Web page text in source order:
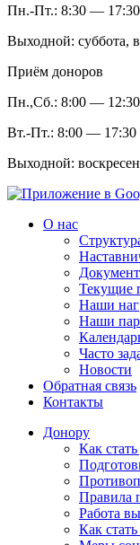
Пн.-Пт.: 8:30 — 17:30
Выходной: суббота,
Приём доноров
Пн.,Сб.: 8:00 — 12:30
Вт.-Пт.: 8:00 — 17:30
Выходной:
О нас
Текущие
Наши
Наши
Часто
Новости
Обратная связь
Контакты
Донору
Как
Правила
Работа
Как